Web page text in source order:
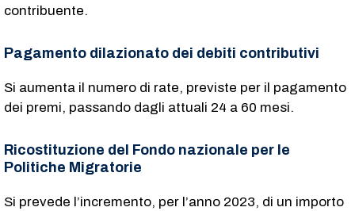
contribuente.
Pagamento dilazionato dei debiti contributivi
Si aumenta il numero di rate, previste per il pagamento
dei premi, passando dagli attuali 24 a 60 mesi.
Ricostituzione del Fondo nazionale per le
Politiche Migratorie
Si prevede l’incremento, per l’anno 2023, di un importo